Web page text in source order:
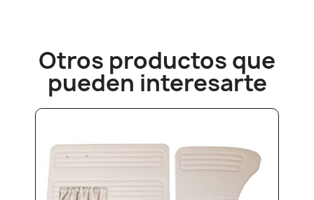
Otros productos que
pueden interesarte​